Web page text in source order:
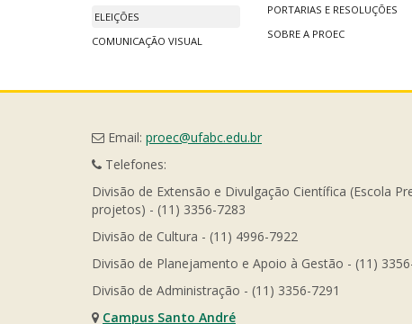
ELEIÇÕES
COMUNICAÇÃO VISUAL
PORTARIAS E RESOLUÇÕES
SOBRE A PROEC
Email: proec@ufabc.edu.br
Telefones:
Divisão de Extensão e Divulgação Científica (Escola
projetos) - (11) 3356-7283
Divisão de Cultura - (11) 4996-7922
Divisão de Planejamento e Apoio à Gestão - (11)
Divisão de Administração - (11) 3356-7291
Campus Santo André